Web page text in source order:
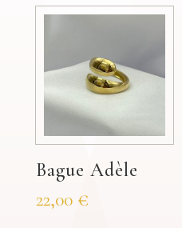
Bague Adèle
22,00 €